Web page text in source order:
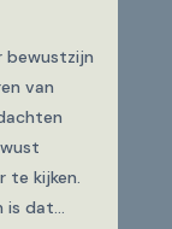
bewustzijn
van
te kijken.
is dat...